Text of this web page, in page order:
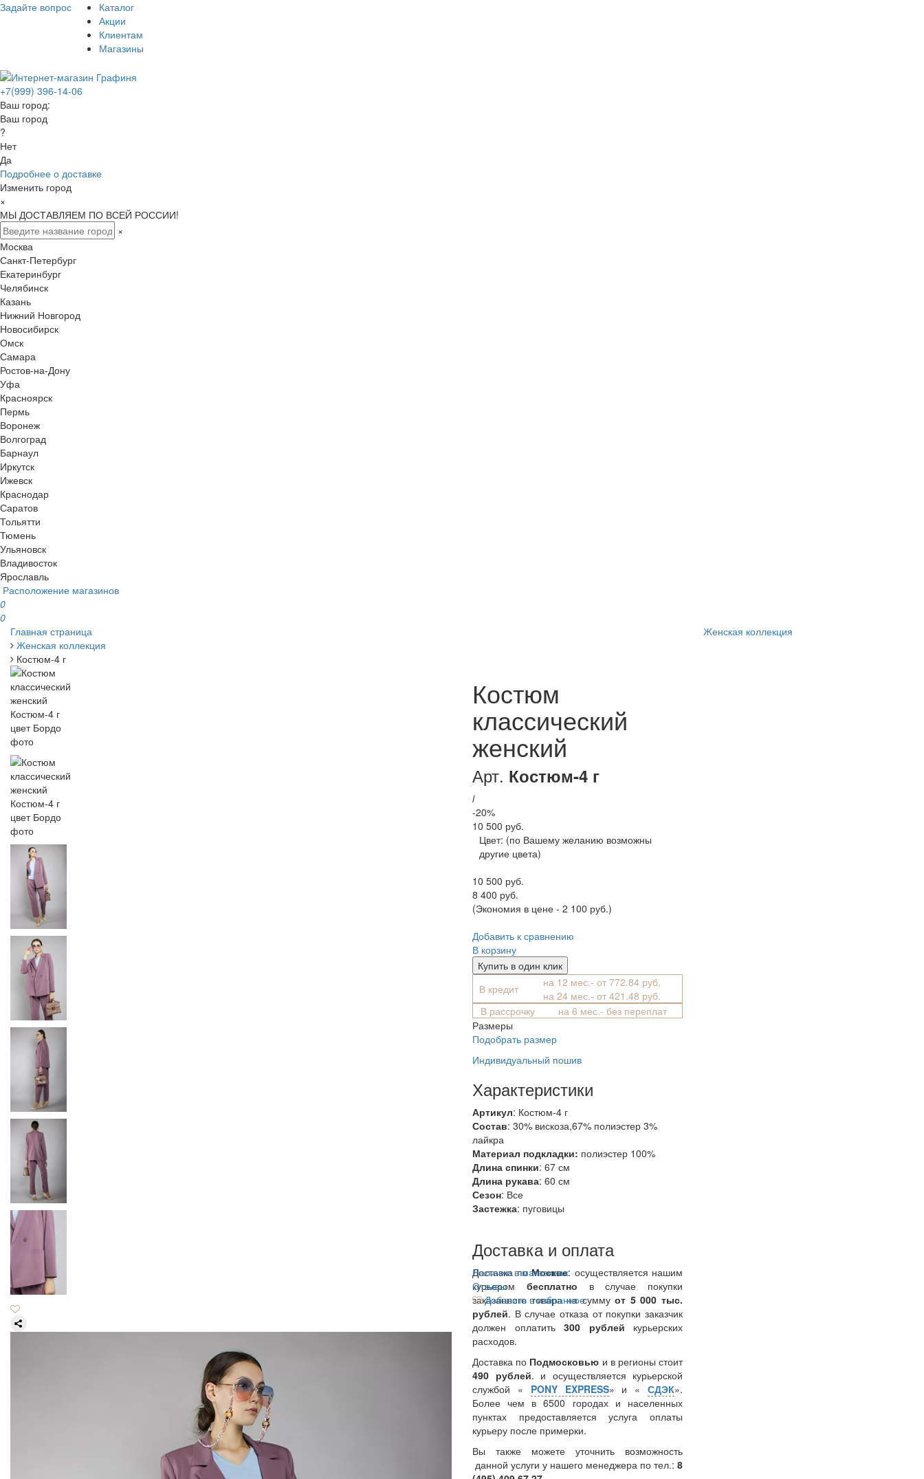
Задайте вопрос
Каталог
Акции
Клиентам
Магазины
+7(999) 396-14-06
Ваш город:
Ваш город
?
Нет
Да
Подробнее о доставке
Изменить город
×
МЫ ДОСТАВЛЯЕМ ПО ВСЕЙ РОССИИ!
×
Москва
Санкт-Петербург
Екатеринбург
Челябинск
Казань
Нижний Новгород
Новосибирск
Омск
Самара
Ростов-на-Дону
Уфа
Красноярск
Пермь
Воронеж
Волгоград
Барнаул
Иркутск
Ижевск
Краснодар
Саратов
Тольятти
Тюмень
Ульяновск
Владивосток
Ярославль
Расположение магазинов
0
0
Главная страница
Женская коллекция
Костюм-4 г
Костюм
классический
женский
Арт. Костюм-4 г
i
-20%
10 500 руб.
Цвет: (по Вашему желанию возможны
другие цвета)
10 500 руб.
8 400 руб.
(Экономия в цене - 2 100 руб.)
Добавить к сравнению
В корзину
Купить в один клик
В кредит
на 12 мес.- от 772.84 руб.
на 24 мес.- от 421.48 руб.
В рассрочку
на 6 мес.- без переплат
Размеры
Подобрать размер
Индивидуальный пошив
Характеристики
Артикул: Костюм-4 г
Состав: 30% вискоза,67% полиэстер 3%
лайкра
Материал подкладки: полиэстер 100%
Длина спинки: 67 см
Длина рукава: 60 см
Сезон: Все
Застежка: пуговицы
Доставка и оплата
Доставка поМоскве: осуществляется нашим
курьером бесплатно в случае покупки
заказанного товара на суммуот 5 000 тыс.
рублей. В случае отказа от покупки заказчик
должен оплатить 300 рублей курьерских
расходов.
Доставка по Подмосковью и в регионы стоит
490 рублей. и осуществляется курьерской
службой « PONY EXPRESS» и «СДЭК».
Более чем в 6500 городах и населенных
пунктах предоставляется услуга оплаты
курьеру после примерки.
Вы также можете уточнить возможность
данной услуги у нашего менеджера по тел.: 8
Наличие в магазинах
Отзывы
Добавить в избранное
Женская коллекция